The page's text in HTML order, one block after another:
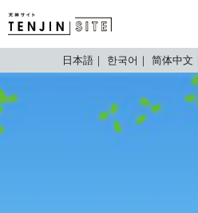
TENJIN SITE
日本語 한국어 简体中文